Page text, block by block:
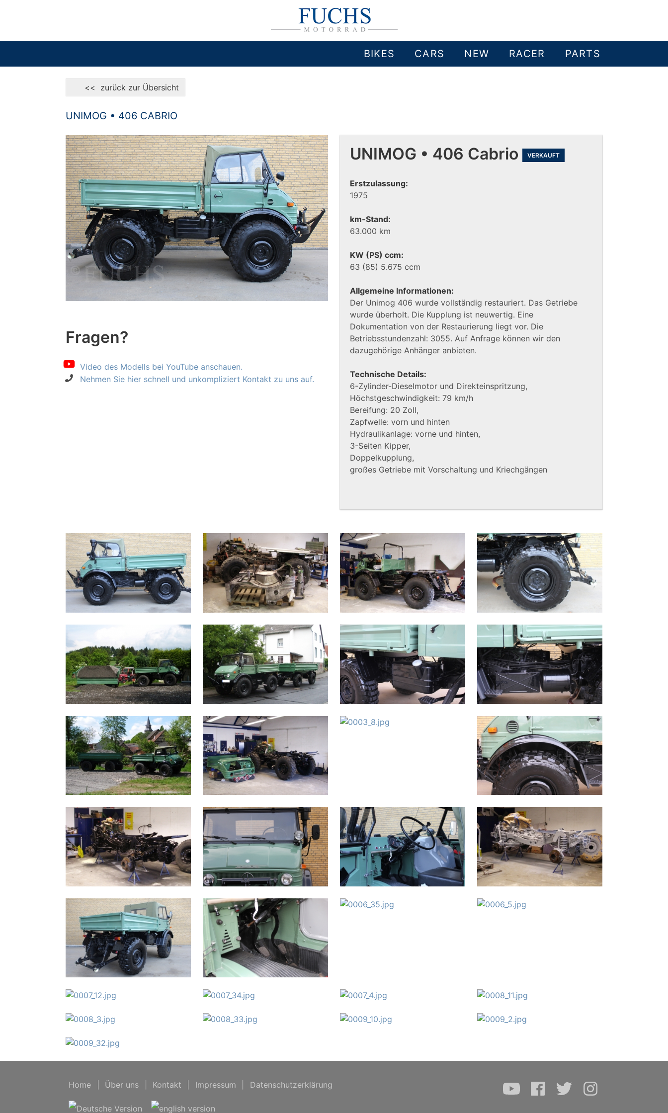
BIKES CARS NEW RACER PARTS
<< zurück zur Übersicht
UNIMOG • 406 CABRIO
Fragen?
Video des Modells bei YouTube anschauen.
Nehmen Sie hier schnell und unkompliziert Kontakt zu uns auf.
UNIMOG • 406 Cabrio VERKAUFT
Erstzulassung:
1975
km-Stand:
63.000 km
KW (PS) ccm:
63 (85) 5.675 ccm
Allgemeine Informationen:
Der Unimog 406 wurde vollständig restauriert. Das Getriebe
wurde überholt. Die Kupplung ist neuwertig. Eine
Dokumentation von der Restaurierung liegt vor. Die
Betriebsstundenzahl: 3055. Auf Anfrage können wir den
dazugehörige Anhänger anbieten.
Technische Details:
6-Zylinder-Dieselmotor und Direkteinspritzung,
Höchstgeschwindigkeit: 79 km/h
Bereifung: 20 Zoll,
Zapfwelle: vorn und hinten
Hydraulikanlage: vorne und hinten,
3-Seiten Kipper,
Doppelkupplung,
großes Getriebe mit Vorschaltung und Kriechgängen
Home Über uns Kontakt Impressum Datenschutzerklärung